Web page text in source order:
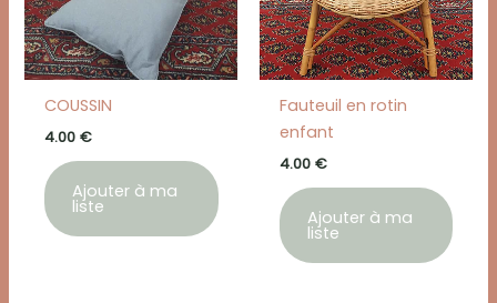
COUSSIN
4.00 €
Ajouter à ma
liste
Fauteuil en rotin
enfant
4.00 €
Ajouter à ma
liste